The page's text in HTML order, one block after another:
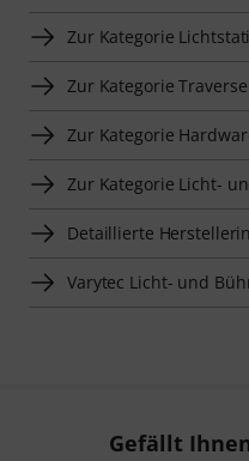
Zur Kategorie
Zur Kategorie
Zur Kategorie
Zur Kategorie Licht-
Detaillierte
Varytec Licht- und
Gefällt